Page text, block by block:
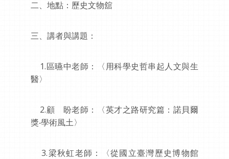
二、地點：歷史文物舘
三、講者與講題：
1.區曣中老師：〈用科學史哲串起人文與生
醫〉
2.顧 盼老師：〈英才之路研究篇：諾貝爾
獎‧學術風土〉
3.梁秋虹老師：〈從國立臺灣歷史博物館